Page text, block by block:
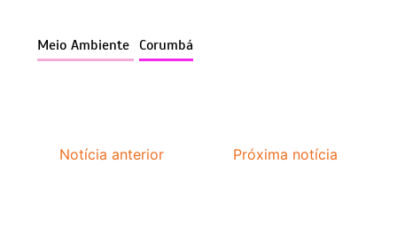
Meio Ambiente Corumbá
Notícia anterior Próxima notícia